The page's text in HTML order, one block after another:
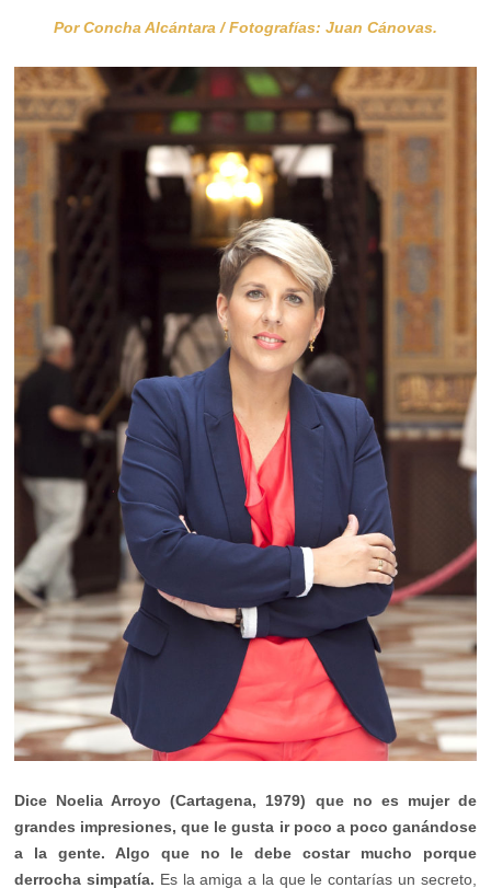
Por Concha Alcántara / Fotografías: Juan Cánovas.
Dice Noelia Arroyo (Cartagena, 1979) que no es mujer de
grandes impresiones, que le gusta ir poco a poco ganándose
a la gente. Algo que no le debe costar mucho porque
derrocha simpatía. Es la amiga a la que le contarías un secreto,